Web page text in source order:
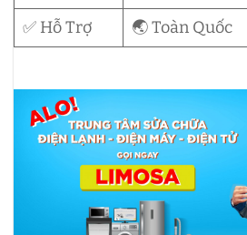
✅ Hỗ Trợ
🌏 Toàn Quốc